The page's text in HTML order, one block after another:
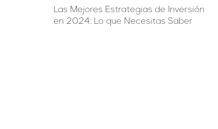
Las Mejores Estrategias de Inversión
en 2024: Lo que Necesitas Saber